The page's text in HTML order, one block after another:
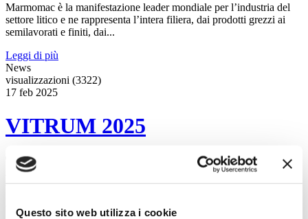
Questo sito web utilizza i cookie
Marmomac è la manifestazione leader mondiale per l’industria del
settore litico e ne rappresenta l’intera filiera, dai prodotti grezzi ai
semilavorati e finiti, dai...
Leggi di più
News
visualizzazioni (3322)
17 feb 2025
VITRUM 2025
TAKE YOUR GLASS BUSINESS TO
NEXT LEVEL
Vieni a trovarci dal 16 al 19 settembre 2025